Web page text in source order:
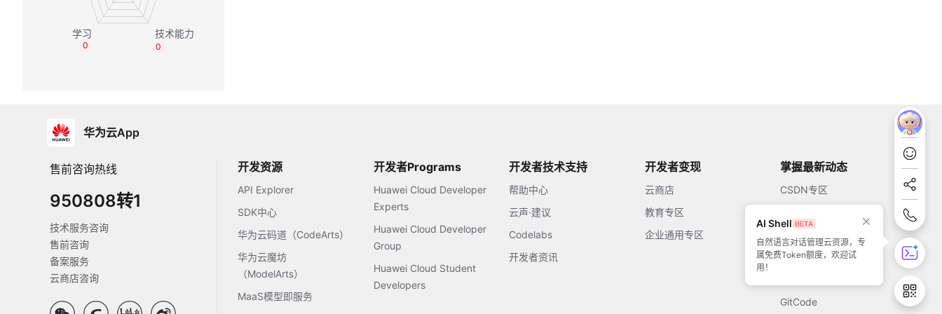
0
0
华为云App
售前咨询热线
950808转1
技术服务咨询
售前咨询
备案服务
云商店咨询
开发资源
API Explorer
SDK中心
华为云码道（CodeArts）
华为云魔坊
（ModelArts）
MaaS模型即服务
开发者Programs
Huawei Cloud Developer
Experts
Huawei Cloud Developer
Group
Huawei Cloud Student
Developers
开发者技术支持
帮助中心
云声·建议
Codelabs
开发者资讯
开发者变现
云商店
教育专区
企业通用专区
掌握最新动态
CSDN专区
51CTO
GitCode
AI Shell
自然语言对话管理云资源，专
属免费Token额度，欢迎试
用！